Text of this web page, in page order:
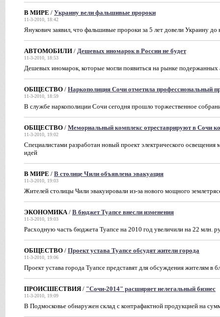
В МИРЕ / Украину вели фальшивые пророки
11-3-2010, 18:42
Янукович заявил, что фальшивые пророки за 5 лет довели Украину
АВТОМОБИЛИ / Дешевых иномарок в России не будет
11-3-2010, 18:53
Дешевых иномарок, которые могли появиться на рынке подержанных
ОБЩЕСТВО / Наркополиция Сочи отметила профессиональный
11-3-2010, 18:59
В службе наркополиции Сочи сегодня прошло торжественное
ОБЩЕСТВО / Мемориальный комплекс отреставрируют в Сочи
11-3-2010, 19:02
Специалистами разработан новый проект электрического освещения
идей
В МИРЕ / В столице Чили объявлена эвакуация
11-3-2010, 19:03
Жителей столицы Чили эвакуировали из-за нового мощного
ЭКОНОМИКА/ В бюджет Туапсе внесли изменения
11-3-2010, 19:03
Расходную часть бюджета Туапсе на 2010 год увеличили на 22 млн.
ОБЩЕСТВО / Проект устава Туапсе обсудят жители города
11-3-2010, 19:06
Проект устава города Туапсе представят для обсуждения жителям в
ПРОИСШЕСТВИЯ / "Сочи-2014" расширяет нелегальный бизнес
11-3-2010, 19:09
В Подмосковье обнаружен склад с контрафактной продукцией на